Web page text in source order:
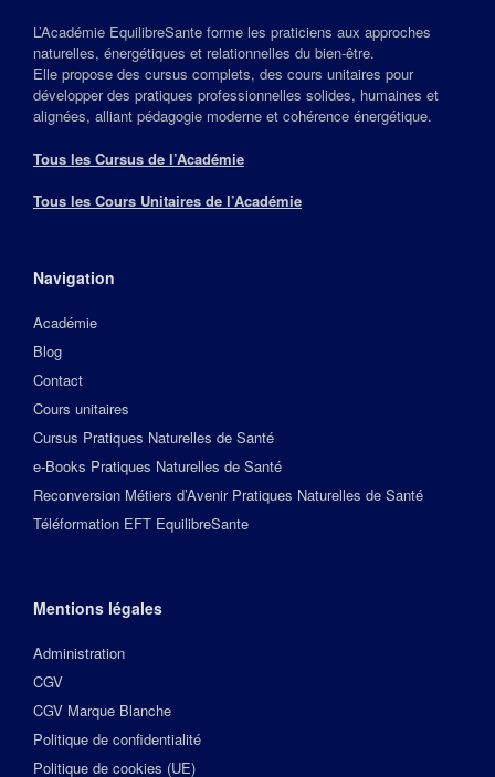
L’Académie EquilibreSante forme les praticiens aux approches
naturelles, énergétiques et relationnelles du bien‑être.
Elle propose des cursus complets, des cours unitaires pour
développer des pratiques professionnelles solides, humaines et
alignées, alliant pédagogie moderne et cohérence énergétique.
Tous les Cursus de l’Académie
Tous les Cours Unitaires de l’Académie
Navigation
Académie
Blog
Contact
Cours unitaires
Cursus Pratiques Naturelles de Santé
e-Books Pratiques Naturelles de Santé
Reconversion Métiers d’Avenir Pratiques Naturelles de Santé
Téléformation EFT EquilibreSante
Mentions légales
Administration
CGV
CGV Marque Blanche
Politique de confidentialité
Politique de cookies (UE)